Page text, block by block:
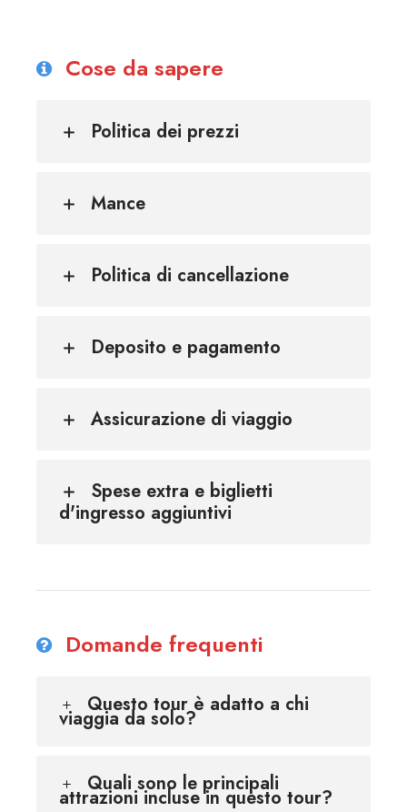
Cose da sapere
Politica dei prezzi
Mance
Politica di cancellazione
Deposito e pagamento
Assicurazione di viaggio
Spese extra e biglietti
d'ingresso aggiuntivi
Domande frequenti
Questo tour è adatto a chi
viaggia da solo?
Quali sono le principali
attrazioni incluse in questo tour?